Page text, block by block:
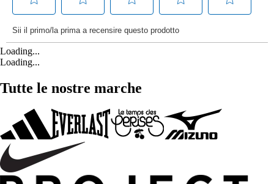
Loading...
Loading...
Tutte le nostre marche